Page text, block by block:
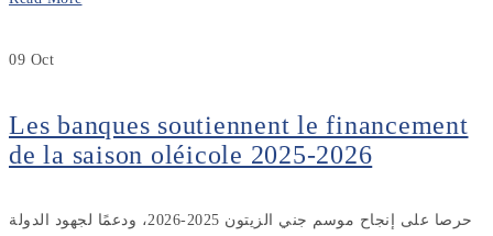
09 Oct
Les banques soutiennent le financement
de la saison oléicole 2025-2026
حرصا على إنجاح موسم جني الزيتون 2025-2026، ودعمًا لجهود الدولة